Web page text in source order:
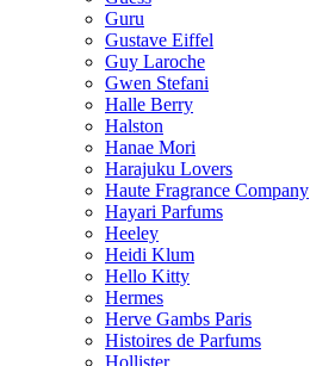
Guru
Gustave Eiffel
Guy Laroche
Gwen Stefani
Halle Berry
Halston
Hanae Mori
Harajuku Lovers
Haute Fragrance Company
Hayari Parfums
Heeley
Heidi Klum
Hello Kitty
Hermes
Herve Gambs Paris
Histoires de Parfums
Hollister